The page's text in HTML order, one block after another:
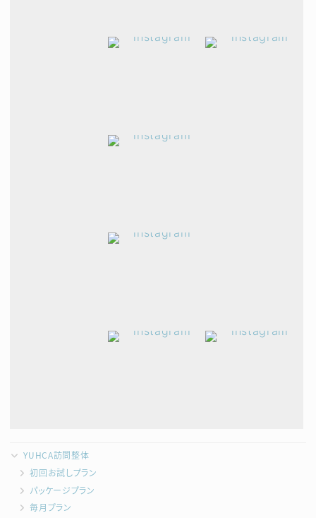
YUHCA訪問整体
初回お試しプラン
パッケージプラン
毎月プラン